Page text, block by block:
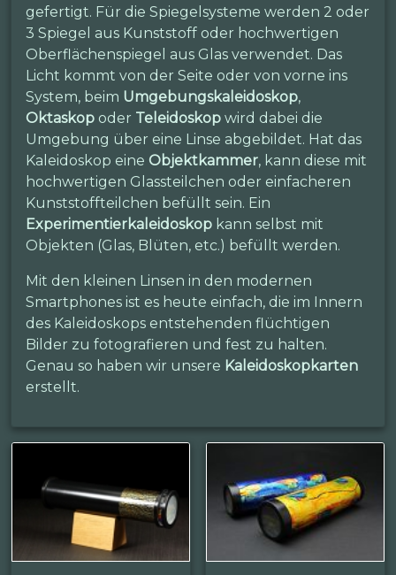
gefertigt. Für die Spiegelsysteme werden 2 oder
3 Spiegel aus Kunststoff oder hochwertigen
Oberflächenspiegel aus Glas verwendet. Das
Licht kommt von der Seite oder von vorne ins
System, beim Umgebungskaleidoskop,
Oktaskop oder Teleidoskop wird dabei die
Umgebung über eine Linse abgebildet. Hat das
Kaleidoskop eine Objektkammer, kann diese mit
hochwertigen Glassteilchen oder einfacheren
Kunststoffteilchen befüllt sein. Ein
Experimentierkaleidoskop kann selbst mit
Objekten (Glas, Blüten, etc.) befüllt werden.
Mit den kleinen Linsen in den modernen
Smartphones ist es heute einfach, die im Innern
des Kaleidoskops entstehenden flüchtigen
Bilder zu fotografieren und fest zu halten.
Genau so haben wir unsere Kaleidoskopkarten
erstellt.